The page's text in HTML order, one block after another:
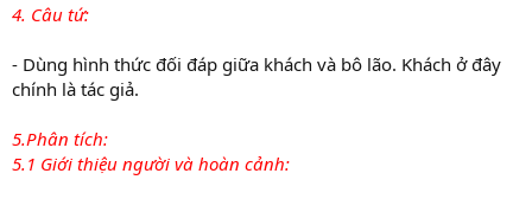
4. Câu tứ:
- Dùng hình thức đối đáp giữa khách và bô lão. Khách ở đây
chính là tác giả.
5.Phân tích:
5.1 Giới thiệu người và hoàn cảnh: